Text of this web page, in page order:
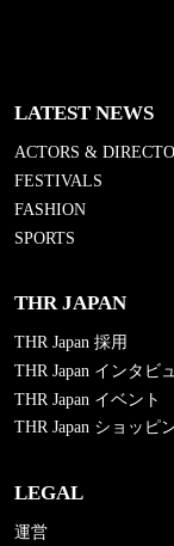
LATEST NEWS
ACTORS &
FESTIVALS
FASHION
SPORTS
THR JAPAN
THR Japan 採用
THR Japan インタビ
THR Japan イベント
THR Japan ショッピ
LEGAL
運営